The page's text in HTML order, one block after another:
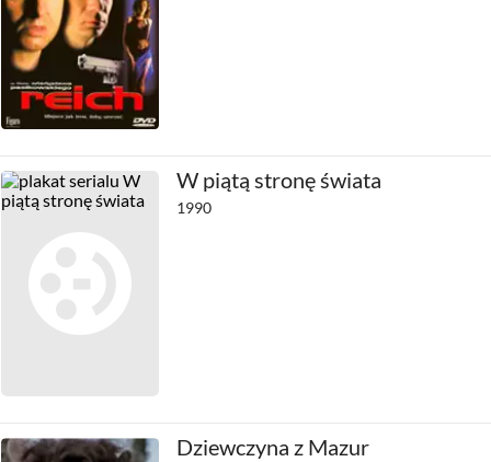
W piątą stronę świata
1990
Dziewczyna z Mazur